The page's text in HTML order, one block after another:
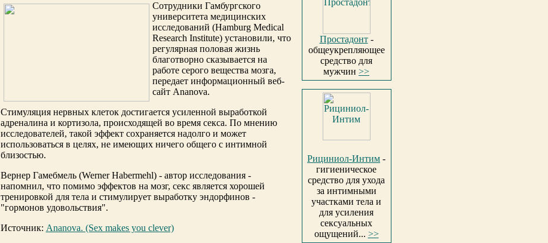
Сотрудники Гамбургского
университета медицинских
исследований (Hamburg Medical
Research Institute) установили, что
регулярная половая жизнь
благотворно сказывается на
работе серого вещества мозга,
передает информационный веб-
сайт Ananova.
Стимуляция нервных клеток достигается усиленной выработкой
адреналина и кортизола, происходящей во время секса. По мнению
исследователей, такой эффект сохраняется надолго и может
использоваться в целях, не имеющих ничего общего с интимной
близостью.
Вернер Гамебмель (Werner Habermehl) - автор исследования -
напомнил, что помимо эффектов на мозг, секс является хорошей
тренировкой для тела и стимулирует выработку эндорфинов -
"гормонов удовольствия".
Источник: Ananova. (Sex makes you clever)
Простадонт-
общеукрепляющее
средство для
мужчин >>
Рициниол-Интим -
гигиеническое
средство для ухода
за интимными
участками тела и
для усиления
сексуальных
ощущений... >>